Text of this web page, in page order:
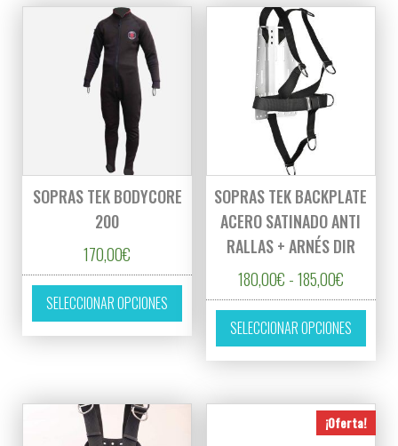
SOPRAS TEK BODYCORE
200
170,00€
SELECCIONAR OPCIONES
Este producto tiene múltiples variantes.
SOPRAS TEK BACKPLATE
ACERO SATINADO ANTI
RALLAS + ARNÉS DIR
180,00€ -185,00€Rango
SELECCIONAR OPCIONES
Este
¡Oferta!